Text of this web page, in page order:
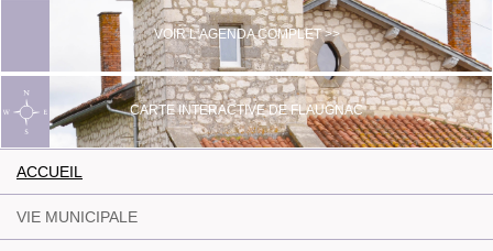
VOIR L'AGENDA COMPLET >>
CARTE INTERACTIVE DE FLAUGNAC
ACCUEIL
VIE MUNICIPALE